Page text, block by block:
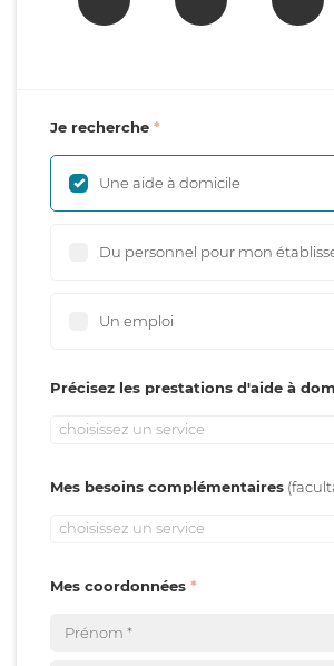
Je recherche
Une aide à domicile
Du personnel pour mon
Un emploi
Précisez les prestations d'aide à
choisissez un service
Mes besoins complémentaires
choisissez un service
Mes coordonnées